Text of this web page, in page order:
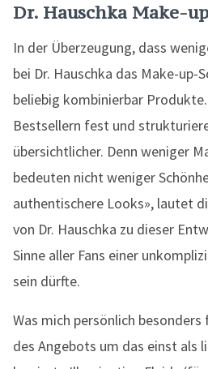
Dr. Hauschka Make-up
In der Überzeugung, dass
bei Dr. Hauschka das Make-
beliebig kombinierbar
Bestsellern fest und
übersichtlicher. Denn weniger
bedeuten nicht weniger
authentischere Looks», lautet
von Dr. Hauschka zu dieser
Sinne aller Fans einer
sein dürfte.
Was mich persönlich
des Angebots um das einst als